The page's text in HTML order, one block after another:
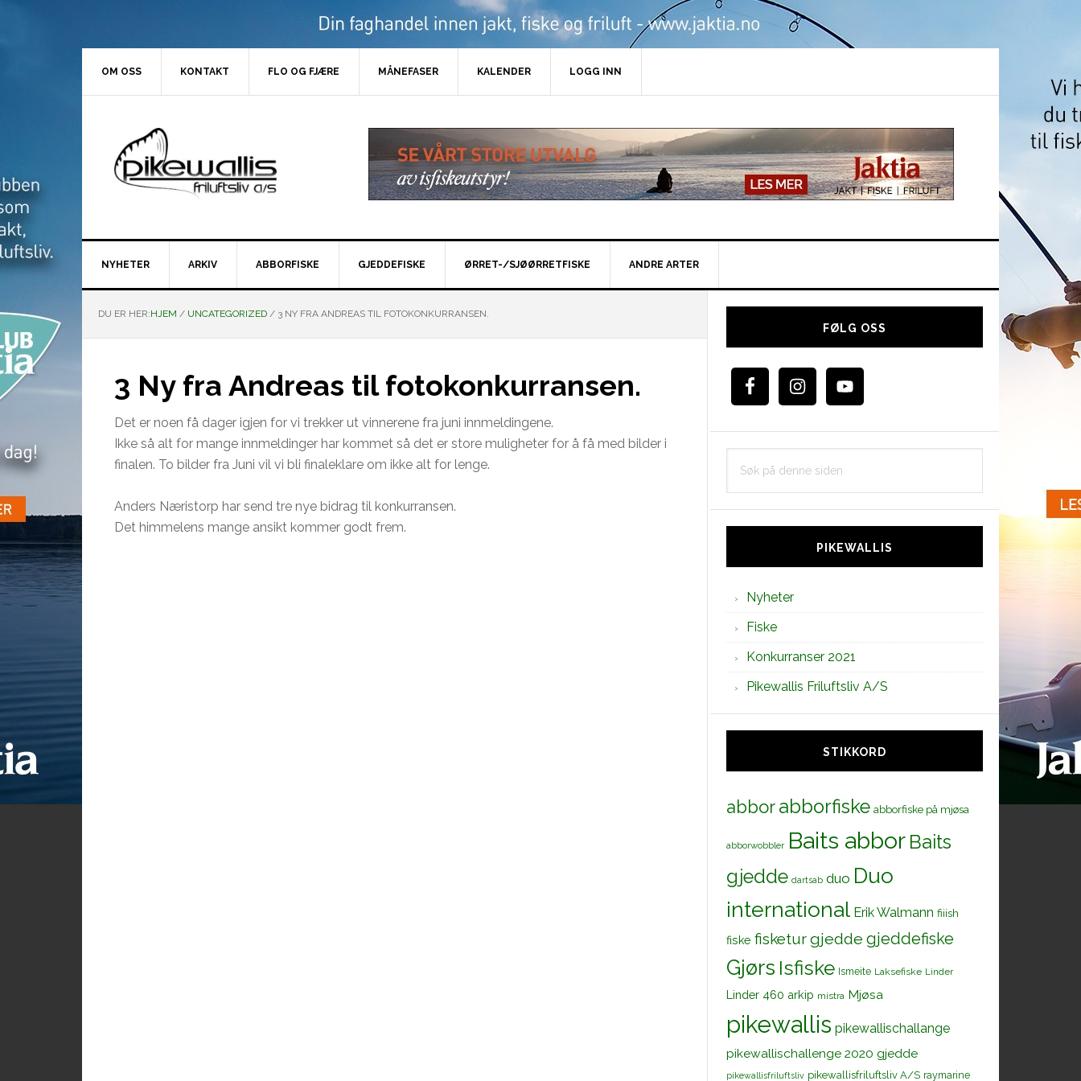
OM OSS KONTAKT FLO OG FJÆRE MÅNEFASER KALENDER LOGG INN
NYHETER ARKIV ABBORFISKE GJEDDEFISKE ØRRET-/SJØØRRETFISKE ANDRE ARTER
DU ER HER:HJEM / UNCATEGORIZED / 3 NY FRA ANDREAS TIL FOTOKONKURRANSEN.
3 Ny fra Andreas til fotokonkurransen.
Det er noen få dager igjen for vi trekker ut vinnerene fra juni innmeldingene.
Ikke så alt for mange innmeldinger har kommet så det er store muligheter for å få med bilder i
finalen. To bilder fra Juni vil vi bli finaleklare om ikke alt for lenge.
Anders Næristorp har send tre nye bidrag til konkurransen.
Det himmelens mange ansikt kommer godt frem.
Hoved
FØLG OSS
PIKEWALLIS
Nyheter
Fiske
Konkurranser 2021
Pikewallis Friluftsliv A/S
STIKKORD
abborabborfiske abborfiske på mjøsa
abborwobbler Baits abbor Baits
gjedde dartsab duo Duo
international Erik Walmann fiiish
fiske fisketurgjedde gjeddefiske
Gjørs Isfiske Ismeite Laksefiske Linder
Linder 460 arkip mistra Mjøsa
pikewallis pikewallischallange
pikewallischallenge 2020 gjedde
pikewallisfriluftsliv pikewallisfriluftsliv A/S raymarine